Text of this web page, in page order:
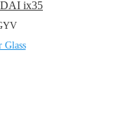
ix35
Glass